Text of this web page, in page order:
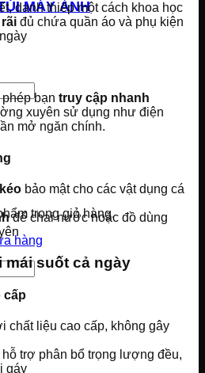
MÁY ẢNH
trong giỏ hàng.
hàng
danh thiếp một cách khoa học
đủ chứa quần áo và phụ kiện
bạn truy cập nhanh
xuyên sử dụng như điện
mở ngăn chính.
bảo mật cho các vật dụng cá
để chai nước hoặc đồ dùng
mái suốt cả ngày
cấp
chất liệu cao cấp, không gây
hỗ trợ phân bổ trọng lượng đều,
gáy